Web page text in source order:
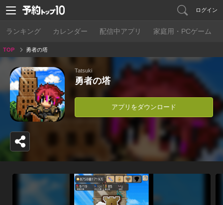
ログイン
ランキング カレンダー 配信中アプリ 家庭用・PCゲーム
TOP 勇者の塔
Tatsuki
勇者の塔
アプリをダウンロード